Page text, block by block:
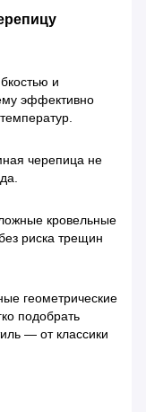
и
эффективно
черепица не
кровельные
риска трещин
геометрические
подобрать
— от классики